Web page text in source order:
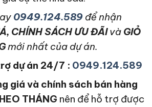
0949.124.589 để nhận
CHÍNH SÁCH ƯU ĐÃIvàGIỎ
mới nhất của dự án.
dự án 24/7 : 0949.124.589
giá và chính sách bán hàng
THÁNG nên để hỗ trợ được